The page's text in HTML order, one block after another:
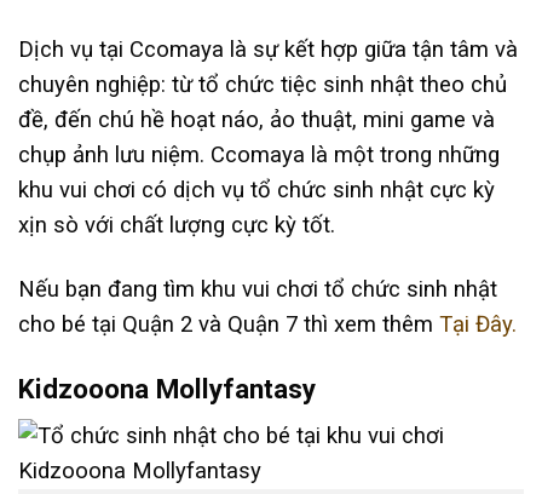
Dịch vụ tại Ccomaya là sự kết hợp giữa tận tâm và
chuyên nghiệp: từ tổ chức tiệc sinh nhật theo chủ
đề, đến chú hề hoạt náo, ảo thuật, mini game và
chụp ảnh lưu niệm. Ccomaya là một trong những
khu vui chơi có dịch vụ tổ chức sinh nhật cực kỳ
xịn sò với chất lượng cực kỳ tốt.
Nếu bạn đang tìm khu vui chơi tổ chức sinh nhật
cho bé tại Quận 2 và Quận 7 thì xem thêm Tại Đây.
Kidzooona Mollyfantasy